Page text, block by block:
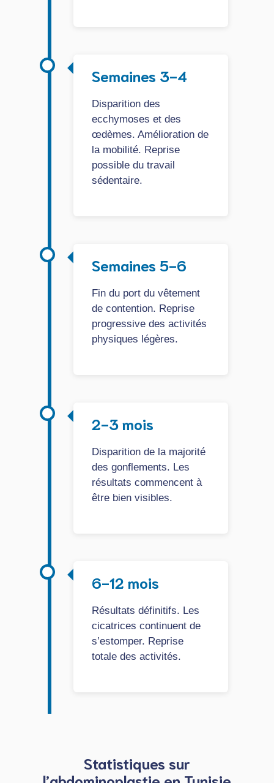
Semaines 3-4
Disparition des
ecchymoses et des
œdèmes. Amélioration de
la mobilité. Reprise
possible du travail
sédentaire.
Semaines 5-6
Fin du port du vêtement
de contention. Reprise
progressive des activités
physiques légères.
2-3 mois
Disparition de la majorité
des gonflements. Les
résultats commencent à
être bien visibles.
6-12 mois
Résultats définitifs. Les
cicatrices continuent de
s’estomper. Reprise
totale des activités.
Statistiques sur